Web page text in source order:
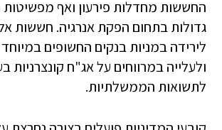
החששות מחדלות פירעון ואף
גדולות בתחום הפקת אנרגיה. חששות
לירידה במניות בנקים החשופים
ולעלייה במרווחים על אג"ח קונצרניות
לתשואות הממשלתיות.